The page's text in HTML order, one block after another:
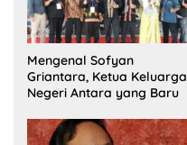
Mengenal Sofyan
Griantara, Ketua Keluarga
Negeri Antara yang Baru